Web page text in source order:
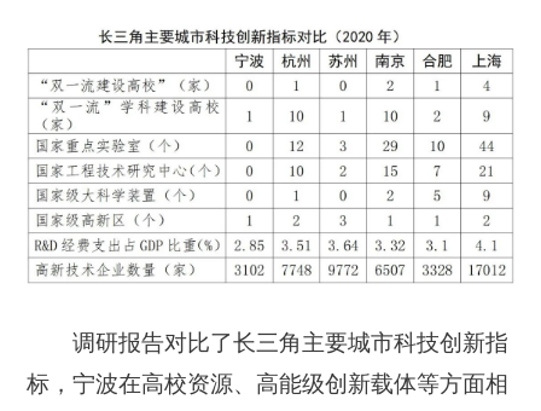
调研报告对比了长三角主要城市科技创新指
标，宁波在高校资源、高能级创新载体等方面相